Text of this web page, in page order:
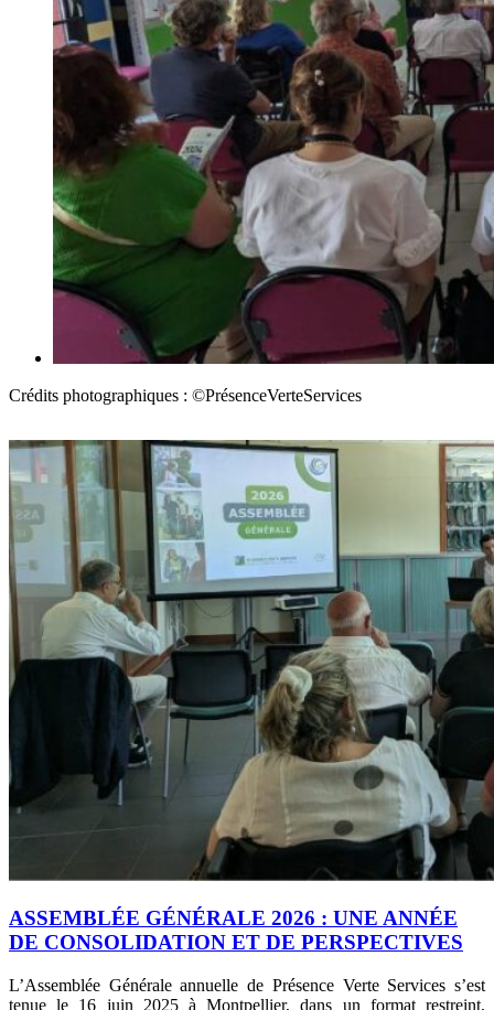
Crédits photographiques : ©PrésenceVerteServices
ASSEMBLÉE GÉNÉRALE 2026 : UNE ANNÉE
DE CONSOLIDATION ET DE PERSPECTIVES
L’Assemblée Générale annuelle de Présence Verte Services s’est
tenue le 16 juin 2025 à Montpellier, dans un format restreint,